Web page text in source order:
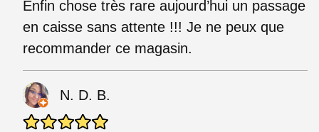
Enfin chose très rare aujourd’hui un passage
en caisse sans attente !!! Je ne peux que
recommander ce magasin.
N. D. B.